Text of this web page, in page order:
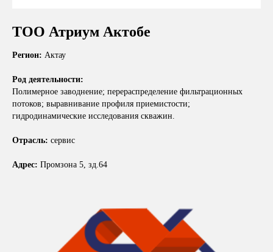
ТОО Атриум Актобе
Регион: Актау
Род деятельности:
Полимерное заводнение; перераспределение фильтрационных
потоков; выравнивание профиля приемистости;
гидродинамические исследования скважин.
Отрасль: сервис
Адрес: Промзона 5, зд.64